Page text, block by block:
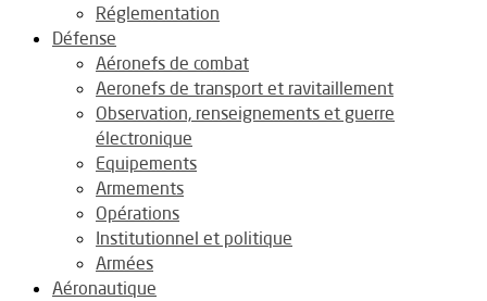
Réglementation
Défense
Aéronefs de combat
Aeronefs de transport et ravitaillement
Observation, renseignements et guerre
électronique
Equipements
Armements
Opérations
Institutionnel et politique
Armées
Aéronautique